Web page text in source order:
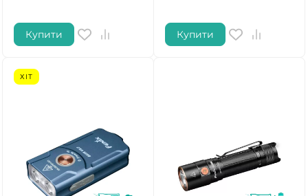
Купити Купити
ХІТ